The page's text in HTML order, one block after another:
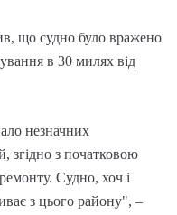
що судно було вражено
в 30 милях від
незначних
згідно з початковою
Судно, хоч і
з цього району", –